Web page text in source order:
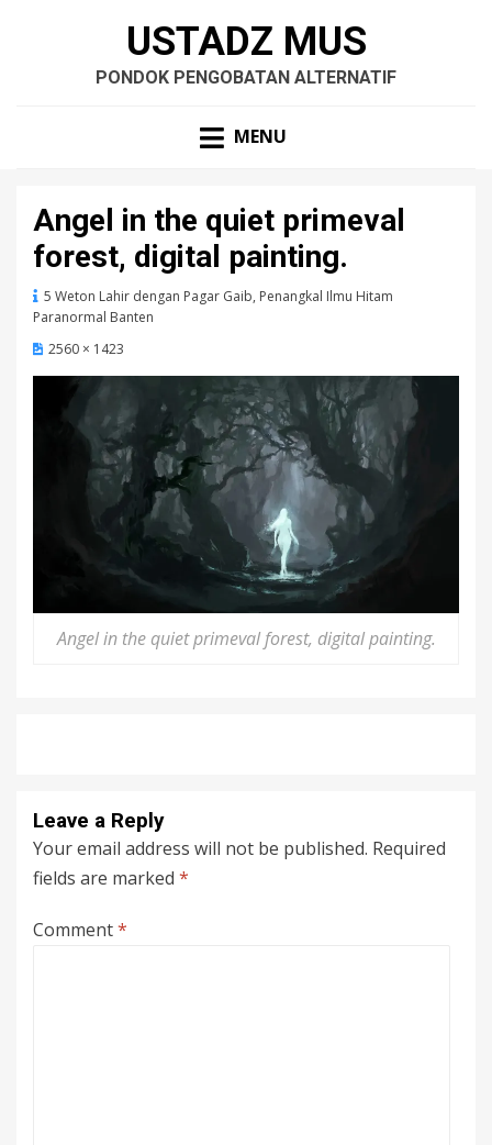
USTADZ MUS
PONDOK PENGOBATAN ALTERNATIF
MENU
Angel in the quiet primeval
forest, digital painting.
5 Weton Lahir dengan Pagar Gaib, Penangkal Ilmu Hitam
Paranormal Banten
2560 × 1423
Angel in the quiet primeval forest, digital painting.
Leave a Reply
Your email address will not be published. Required
fields are marked *
Comment*